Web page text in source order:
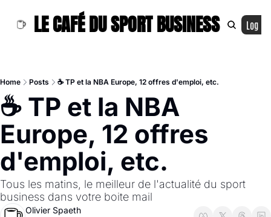
LE CAFÉ DU SPORT BUSINESS Log In
Home Posts ☕ TP et la NBA Europe, 12 offres d'emploi, etc.
☕ TP et la NBA
Europe, 12 offres
d'emploi, etc.
Tous les matins, le meilleur de l'actualité du sport
business dans votre boite mail
Olivier Spaeth